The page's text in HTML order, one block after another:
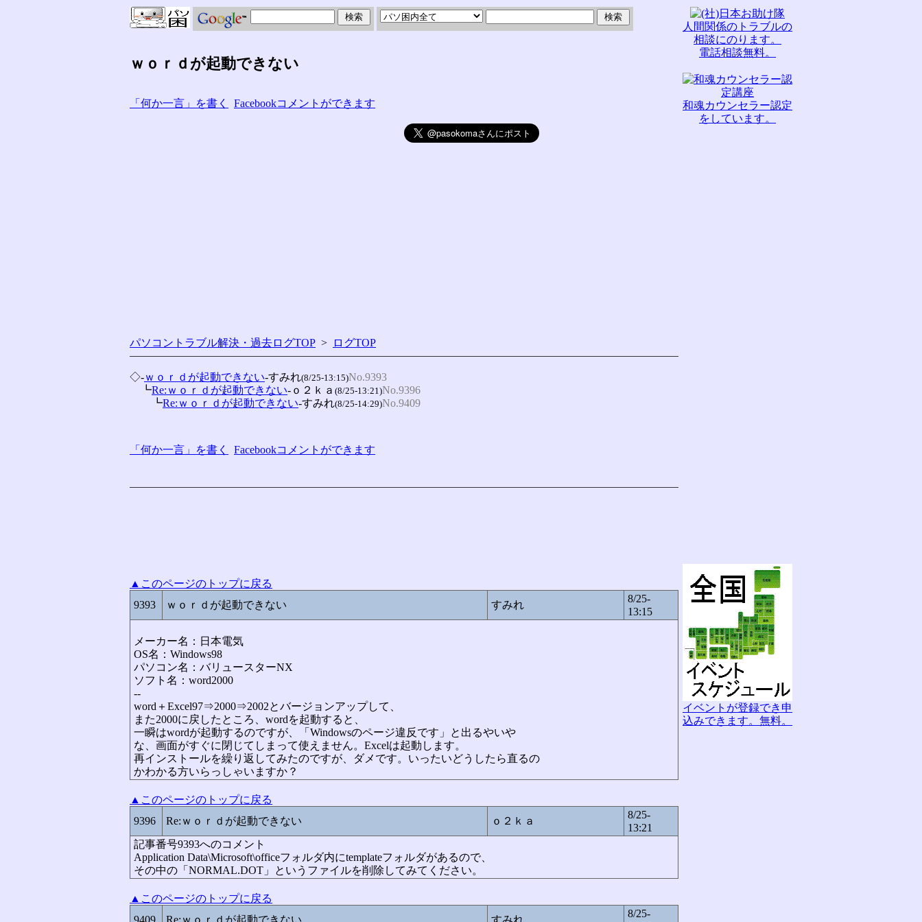
ｗｏｒｄが起動できない
「何か一言」を書く Facebookコメントができます
パソコントラブル解決・過去ログTOP > ログTOP
◇-ｗｏｒｄが起動できない-すみれ(8/25-13:15)No.9393
┗Re:ｗｏｒｄが起動できない-ｏ２ｋａ (8/25-13:21)No.9396
┗Re:ｗｏｒｄが起動できない-すみれ(8/25-14:29)No.9409
「何か一言」を書く Facebookコメントができます
▲このページのトップに戻る
9393
ｗｏｒｄが起動できない すみれ
8/25-
13:15
メーカー名：日本電気
OS名：Windows98
パソコン名：バリュースターNX
ソフト名：word2000
--
word＋Excel97⇒2000⇒2002とバージョンアップして、
また2000に戻したところ、wordを起動すると、
一瞬はwordが起動するのですが、「Windowsのページ違反です」と出るやいや
な、画面がすぐに閉じてしまって使えません。Excelは起動します。
再インストールを繰り返してみたのですが、ダメです。いったいどうしたら直るの
かわかる方いらっしゃいますか？
▲このページのトップに戻る
9396
Re:ｗｏｒｄが起動できない ｏ２ｋａ
8/25-
13:21
記事番号9393へのコメント
Application Data\Microsoft\officeフォルダ内にtemplateフォルダがあるので、
その中の「NORMAL.DOT」というファイルを削除してみてください。
▲このページのトップに戻る
9409
Re:ｗｏｒｄが起動できない すみれ
8/25-
人間関係のトラブルの
相談にのります。
電話相談無料。
和魂カウンセラー認定
をしています。
イベントが登録でき申
込みできます。無料。